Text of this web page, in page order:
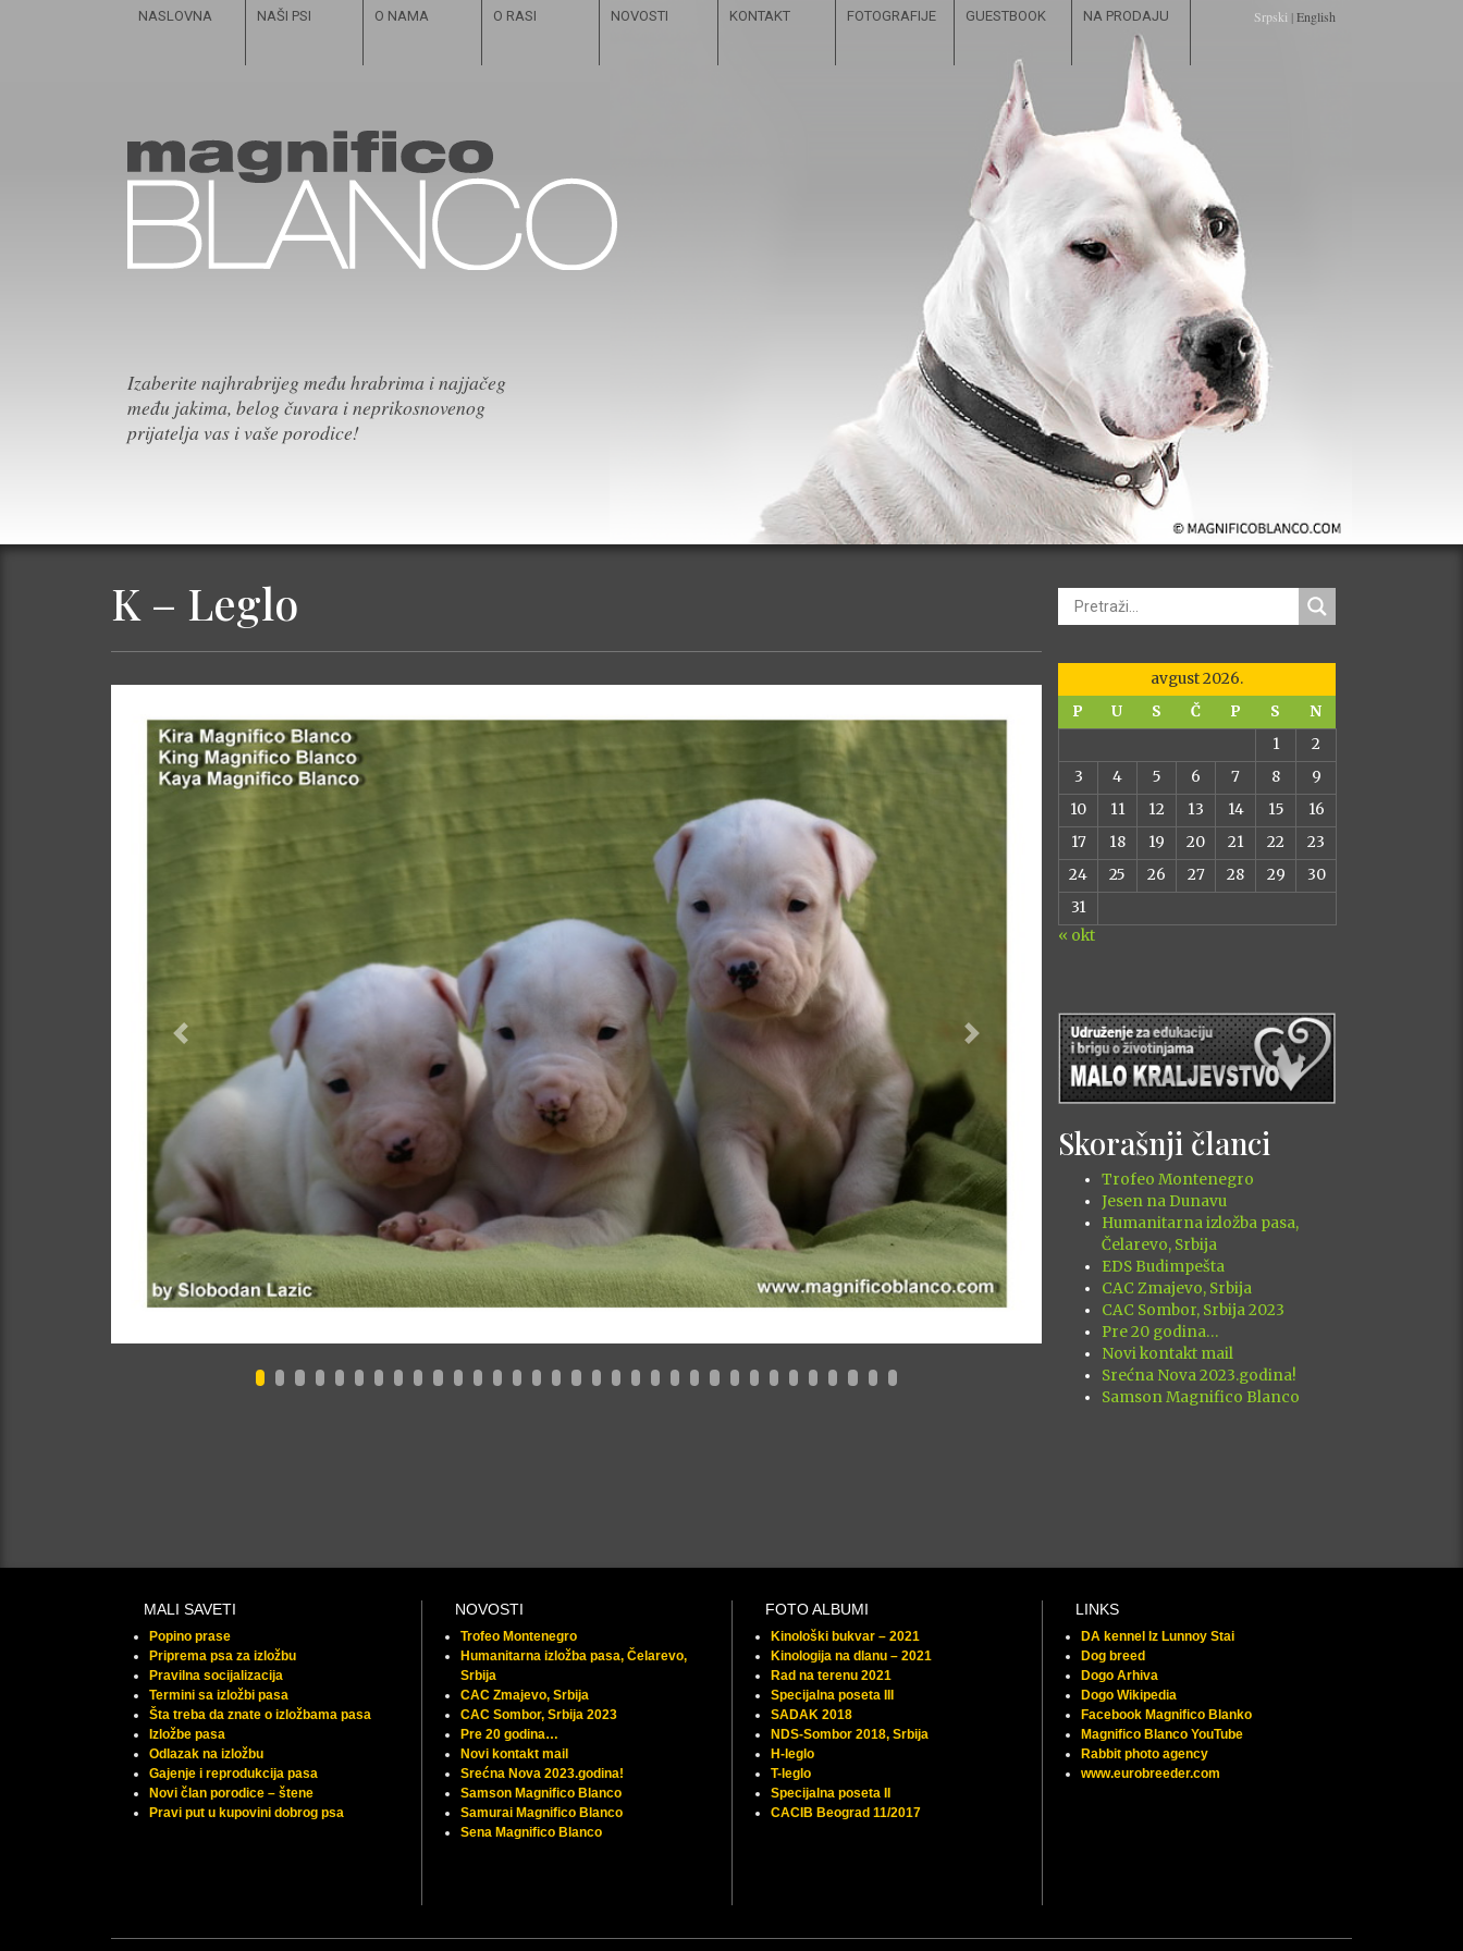
NASLOVNA NAŠI PSI O NAMA O RASI NOVOSTI KONTAKT FOTOGRAFIJE GUESTBOOK NA PRODAJU Srpski |English
Izaberite najhrabrijeg među hrabrima i najjačeg
među jakima, belog čuvara i neprikosnovenog
prijatelja vas i vaše porodice!
K – Leglo
Previous Next
avgust 2026.
P
U S Č P S
N
1
2
3
4 5 6 7 8
9
10
11 12 13 14 15
16
17
18 19 20 21 22
23
24
25 26 27 28 29
30
31
« okt
Skorašnji članci
Trofeo Montenegro
Jesen na Dunavu
Humanitarna izložba pasa,
Čelarevo, Srbija
EDS Budimpešta
CAC Zmajevo, Srbija
CAC Sombor, Srbija 2023
Pre 20 godina…
Novi kontakt mail
Srećna Nova 2023.godina!
Samson Magnifico Blanco
MALI SAVETI
Popino prase
Priprema psa za izložbu
Pravilna socijalizacija
Termini sa izložbi pasa
Šta treba da znate o izložbama pasa
Izložbe pasa
Odlazak na izložbu
Gajenje i reprodukcija pasa
Novi član porodice – štene
Pravi put u kupovini dobrog psa
NOVOSTI
Trofeo Montenegro
Humanitarna izložba pasa, Čelarevo,
Srbija
CAC Zmajevo, Srbija
CAC Sombor, Srbija 2023
Pre 20 godina…
Novi kontakt mail
Srećna Nova 2023.godina!
Samson Magnifico Blanco
Samurai Magnifico Blanco
Sena Magnifico Blanco
FOTO ALBUMI
Kinološki bukvar – 2021
Kinologija na dlanu – 2021
Rad na terenu 2021
Specijalna poseta III
SADAK 2018
NDS-Sombor 2018, Srbija
H-leglo
T-leglo
Specijalna poseta II
CACIB Beograd 11/2017
LINKS
DA kennel Iz Lunnoy Stai
Dog breed
Dogo Arhiva
Dogo Wikipedia
Facebook Magnifico Blanko
Magnifico Blanco YouTube
Rabbit photo agency
www.eurobreeder.com